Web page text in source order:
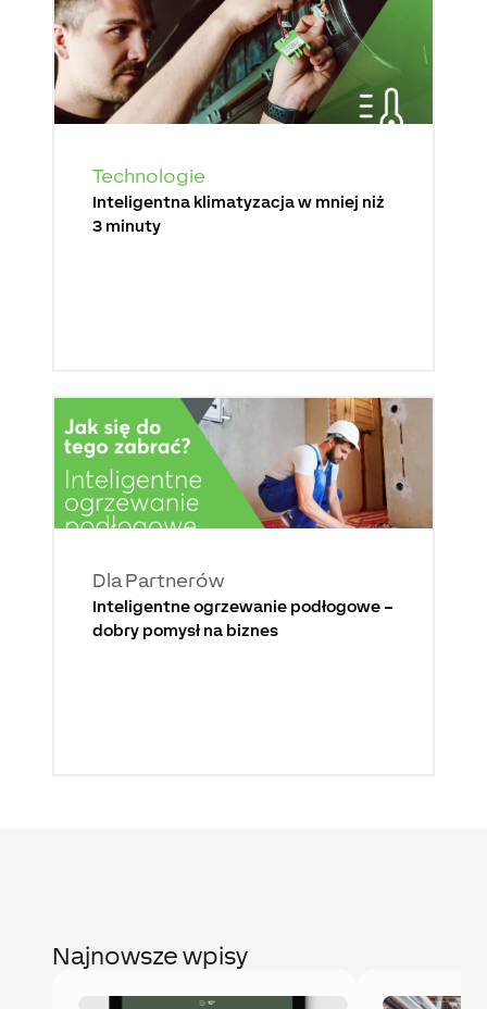
Technologie
Inteligentna klimatyzacja w mniej niż
3 minuty
Dla Partnerów
Inteligentne ogrzewanie podłogowe –
dobry pomysł na biznes
Najnowsze wpisy